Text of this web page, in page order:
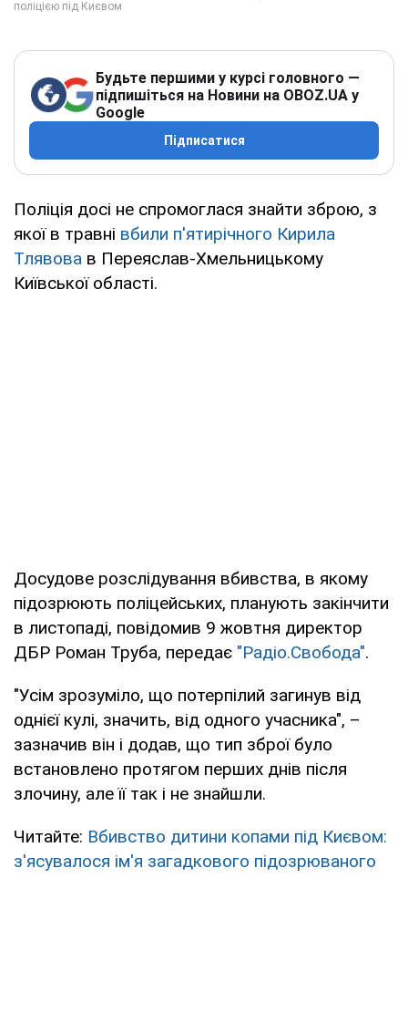
Будьте першими у курсі головного —
підпишіться на Новини на OBOZ.UA у
Google
Підписатися
Поліція досі не спромоглася знайти зброю, з
якої в травні вбили п'ятирічного Кирила
Тлявова в Переяслав-Хмельницькому
Київської області.
Досудове розслідування вбивства, в якому
підозрюють поліцейських, планують закінчити
в листопаді, повідомив 9 жовтня директор
ДБР Роман Труба, передає "Радіо.Свобода".
"Усім зрозуміло, що потерпілий загинув від
однієї кулі, значить, від одного учасника", –
зазначив він і додав, що тип зброї було
встановлено протягом перших днів після
злочину, але її так і не знайшли.
Читайте: Вбивство дитини копами під Києвом:
з'ясувалося ім'я загадкового підозрюваного